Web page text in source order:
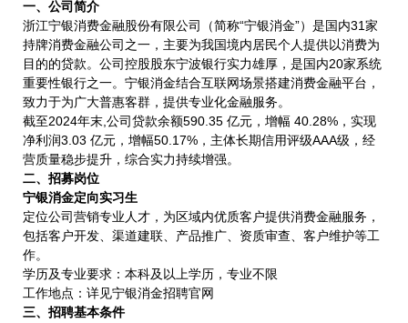
一、 公司简介
浙江宁银消费金融股份有限公司（简称“宁银消金”）是国内31家
持牌消费金融公司之一，主要为我国境内居民个人提供以消费为
目的的贷款。公司控股股东宁波银行实力雄厚，是国内20家系统
重要性银行之一。宁银消金结合互联网场景搭建消费金融平台，
致力于为广大普惠客群，提供专业化金融服务。
截至2024年末,公司贷款余额590.35 亿元，增幅 40.28%，实现
净利润3.03 亿元，增幅50.17%，主体长期信用评级AAA级，经
营质量稳步提升，综合实力持续增强。
二、招募岗位
宁银消金定向实习生
定位公司营销专业人才，为区域内优质客户提供消费金融服务，
包括客户开发、渠道建联、产品推广、资质审查、客户维护等工
作。
学历及专业要求：本科及以上学历，专业不限
工作地点：详见宁银消金招聘官网
三、招聘基本条件